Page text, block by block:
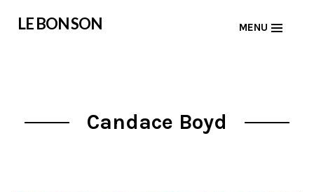
LE BON SON MENU
Candace Boyd